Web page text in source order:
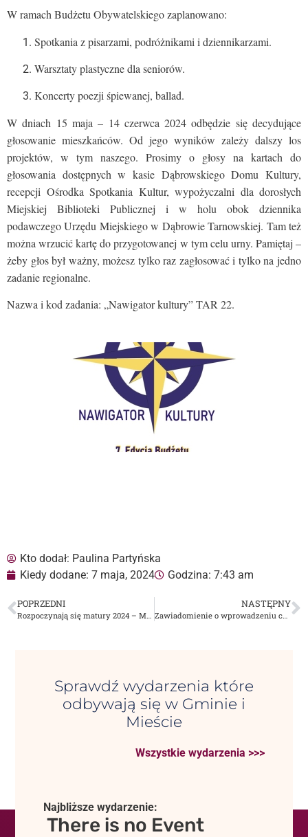
W ramach Budżetu Obywatelskiego zaplanowano:
Spotkania z pisarzami, podróżnikami i dziennikarzami.
Warsztaty plastyczne dla seniorów.
Koncerty poezji śpiewanej, ballad.
W dniach 15 maja – 14 czerwca 2024 odbędzie się decydujące
głosowanie mieszkańców. Od jego wyników zależy dalszy los
projektów, w tym naszego. Prosimy o głosy na kartach do
głosowania dostępnych w kasie Dąbrowskiego Domu Kultury,
recepcji Ośrodka Spotkania Kultur, wypożyczalni dla dorosłych
Miejskiej Biblioteki Publicznej i w holu obok dziennika
podawczego Urzędu Miejskiego w Dąbrowie Tarnowskiej. Tam też
można wrzucić kartę do przygotowanej w tym celu urny. Pamiętaj –
żeby głos był ważny, możesz tylko raz zagłosować i tylko na jedno
zadanie regionalne.
Nazwa i kod zadania: „Nawigator kultury” TAR 22.
Kto dodał: Paulina Partyńska
Kiedy dodane: 7 maja, 2024 Godzina: 7:43 am
POPRZEDNI NASTĘPNY
Zawiadomienie o wprowadzeniu czasowej zmiany organizacji ruchu na rondach obwodnicy Dąbrowy Tarnowskiej
Sprawdź wydarzenia które
odbywają się w Gminie i
Mieście
Wszystkie wydarzenia >>>
Najbliższe wydarzenie:
There is no Event